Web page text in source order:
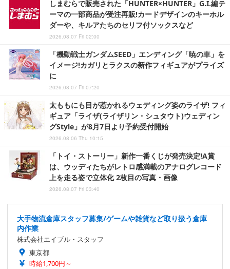
しまむらで販売された「HUNTER×HUNTER」G.I.編テ
ーマの一部商品が受注再販!カードデザインのキーホル
ダーや、キルアたちのセリフ付ソックスなど
2026.08.07 Fri 02:00
「機動戦士ガンダムSEED」エンディング「暁の車」を
イメージ!カガリとラクスの新作フィギュアがプライズ
に
2026.08.07 Fri 07:20
太ももにも目が惹かれるウェディング姿のライザ! フィ
ギュア「ライザ(ライザリン・シュタウト)ウェディン
グStyle」が8月7日より予約受付開始
2026.08.06 Thu 10:15
「トイ・ストーリー」新作一番くじが発売決定!A賞
は、ウッディたちがレトロ感満載のアナログレコード
上を走る姿で立体化 2枚目の写真・画像
2026.08.07 Fri 03:40
大手物流倉庫スタッフ募集/ゲームや雑貨など取り扱う倉庫
内作業
株式会社エイブル・スタッフ
東京都
時給1,700円～